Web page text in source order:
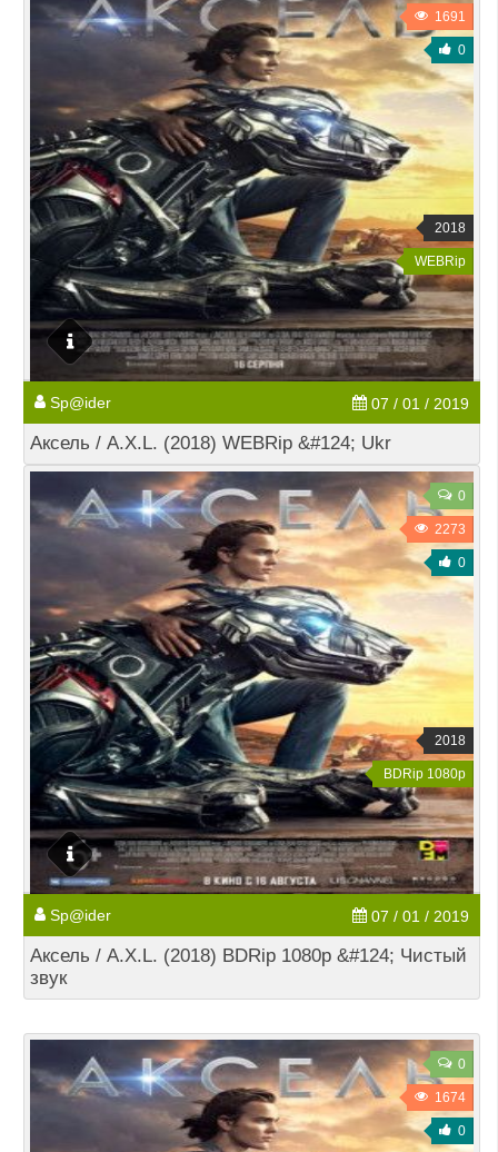
1691
0
2018
WEBRip
Sp@ider 07 / 01 / 2019
Аксель / A.X.L. (2018) WEBRip &#124; Ukr
0
2273
0
2018
BDRip 1080p
Sp@ider 07 / 01 / 2019
Аксель / A.X.L. (2018) BDRip 1080p &#124; Чистый
звук
0
1674
0